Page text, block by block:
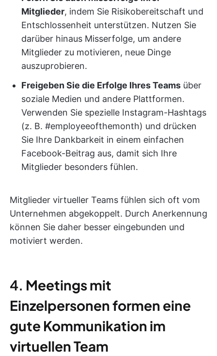
Mitglieder, indem Sie Risikobereitschaft und
Entschlossenheit unterstützen. Nutzen Sie
darüber hinaus Misserfolge, um andere
Mitglieder zu motivieren, neue Dinge
auszuprobieren.
Freigeben Sie die Erfolge Ihres Teams über
soziale Medien und andere Plattformen.
Verwenden Sie spezielle Instagram-Hashtags
(z. B. #employeeofthemonth) und drücken
Sie Ihre Dankbarkeit in einem einfachen
Facebook-Beitrag aus, damit sich Ihre
Mitglieder besonders fühlen.
Mitglieder virtueller Teams fühlen sich oft vom
Unternehmen abgekoppelt. Durch Anerkennung
können Sie daher besser eingebunden und
motiviert werden.
4. Meetings mit
Einzelpersonen formen eine
gute Kommunikation im
virtuellen Team